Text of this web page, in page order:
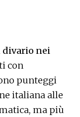
divario nei
con
punteggi
italiana alle
ma più